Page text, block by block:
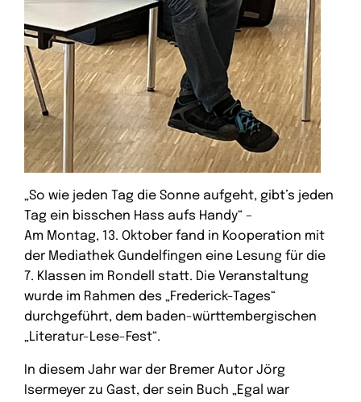
„So wie jeden Tag die Sonne aufgeht, gibt’s jeden
Tag ein bisschen Hass aufs Handy“ –
Am Montag, 13. Oktober fand in Kooperation mit
der Mediathek Gundelfingen eine Lesung für die
7. Klassen im Rondell statt. Die Veranstaltung
wurde im Rahmen des „Frederick-Tages“
durchgeführt, dem baden-württembergischen
„Literatur-Lese-Fest“.
In diesem Jahr war der Bremer Autor Jörg
Isermeyer zu Gast, der sein Buch „Egal war